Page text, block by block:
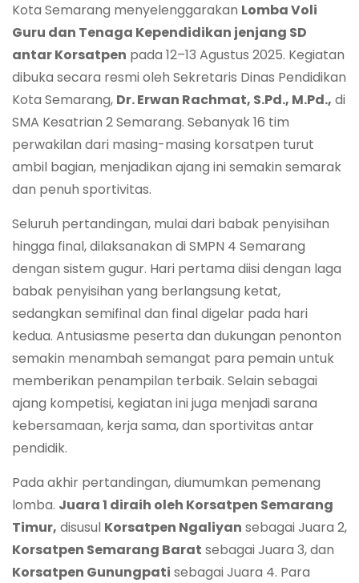
Kota Semarang menyelenggarakan Lomba Voli
Guru dan Tenaga Kependidikan jenjang SD
antar Korsatpen pada 12–13 Agustus 2025. Kegiatan
dibuka secara resmi oleh Sekretaris Dinas Pendidikan
Kota Semarang, Dr. Erwan Rachmat, S.Pd., M.Pd., di
SMA Kesatrian 2 Semarang. Sebanyak 16 tim
perwakilan dari masing-masing korsatpen turut
ambil bagian, menjadikan ajang ini semakin semarak
dan penuh sportivitas.
Seluruh pertandingan, mulai dari babak penyisihan
hingga final, dilaksanakan di SMPN 4 Semarang
dengan sistem gugur. Hari pertama diisi dengan laga
babak penyisihan yang berlangsung ketat,
sedangkan semifinal dan final digelar pada hari
kedua. Antusiasme peserta dan dukungan penonton
semakin menambah semangat para pemain untuk
memberikan penampilan terbaik. Selain sebagai
ajang kompetisi, kegiatan ini juga menjadi sarana
kebersamaan, kerja sama, dan sportivitas antar
pendidik.
Pada akhir pertandingan, diumumkan pemenang
lomba. Juara 1 diraih oleh Korsatpen Semarang
Timur, disusul Korsatpen Ngaliyan sebagai Juara 2,
Korsatpen Semarang Barat sebagai Juara 3, dan
Korsatpen Gunungpati sebagai Juara 4. Para